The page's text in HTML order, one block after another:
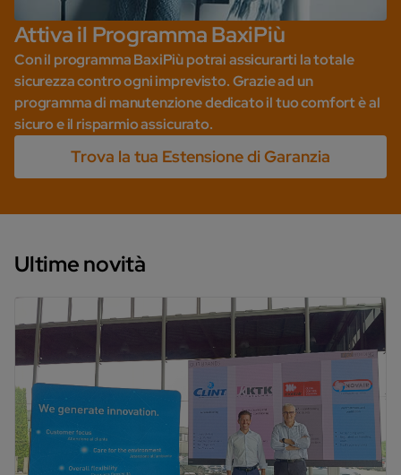
Attiva il Programma BaxiPiù
Con il programma BaxiPiù potrai assicurarti la totale
sicurezza contro ogni imprevisto. Grazie ad un
programma di manutenzione dedicato il tuo comfort è al
sicuro e il risparmio assicurato.
Trova la tua Estensione di Garanzia
Ultime novità